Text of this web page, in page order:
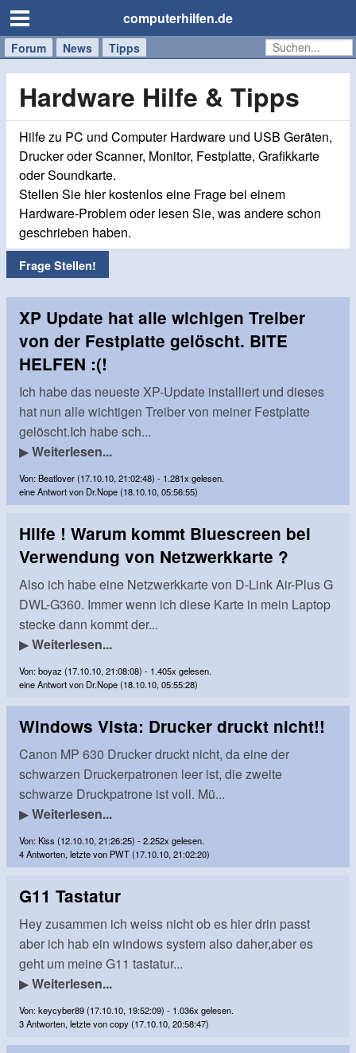
computerhilfen.de
Forum News Tipps
Handy
Windows
Mac
Hardware Hilfe & Tipps
Hilfe zu PC und Computer Hardware und USB Geräten,
Drucker oder Scanner, Monitor, Festplatte, Grafikkarte
oder Soundkarte.
Stellen Sie hier kostenlos eine Frage bei einem
Hardware-Problem oder lesen Sie, was andere schon
geschrieben haben.
Frage Stellen!
XP Update hat alle wichigen Treiber
von der Festplatte gelöscht. BITE
HELFEN :(!
Ich habe das neueste XP-Update installiert und dieses
hat nun alle wichtigen Treiber von meiner Festplatte
gelöscht.Ich habe sch...
▶Weiterlesen...
Von: Beatlover (17.10.10, 21:02:48) - 1.281x gelesen.
eine Antwort von Dr.Nope (18.10.10, 05:56:55)
Hilfe ! Warum kommt Bluescreen bei
Verwendung von Netzwerkkarte ?
Also ich habe eine Netzwerkkarte von D-Link Air-Plus G
DWL-G360. Immer wenn ich diese Karte in mein Laptop
stecke dann kommt der...
▶Weiterlesen...
Von: boyaz (17.10.10, 21:08:08) - 1.405x gelesen.
eine Antwort von Dr.Nope (18.10.10, 05:55:28)
Windows Vista: Drucker druckt nicht!!
Canon MP 630 Drucker druckt nicht, da eine der
schwarzen Druckerpatronen leer ist, die zweite
schwarze Druckpatrone ist voll. Mü...
▶Weiterlesen...
Von: Kiss (12.10.10, 21:26:25) - 2.252x gelesen.
4 Antworten, letzte von PWT (17.10.10, 21:02:20)
G11 Tastatur
Hey zusammen ich weiss nicht ob es hier drin passt
aber ich hab ein windows system also daher,aber es
geht um meine G11 tastatur...
▶Weiterlesen...
Von: keycyber89 (17.10.10, 19:52:09) - 1.036x gelesen.
3 Antworten, letzte von copy (17.10.10, 20:58:47)